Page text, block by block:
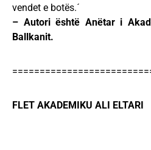
vendet e botës.´
– Autori është Anëtar i
Ballkanit.
FLET AKADEMIKU ALI ELTARI